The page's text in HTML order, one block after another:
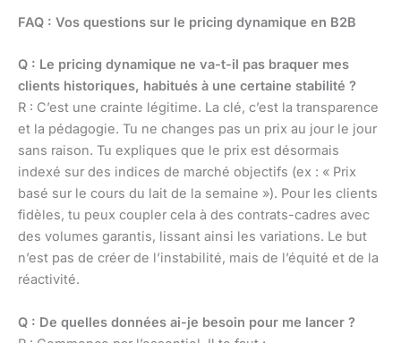
FAQ : Vos questions sur le pricing dynamique en B2B
Q : Le pricing dynamique ne va-t-il pas braquer mes
clients historiques, habitués à une certaine stabilité ?
R : C’est une crainte légitime. La clé, c’est la transparence
et la pédagogie. Tu ne changes pas un prix au jour le jour
sans raison. Tu expliques que le prix est désormais
indexé sur des indices de marché objectifs (ex : « Prix
basé sur le cours du lait de la semaine »). Pour les clients
fidèles, tu peux coupler cela à des contrats-cadres avec
des volumes garantis, lissant ainsi les variations. Le but
n’est pas de créer de l’instabilité, mais de l’équité et de la
réactivité.
Q : De quelles données ai-je besoin pour me lancer ?